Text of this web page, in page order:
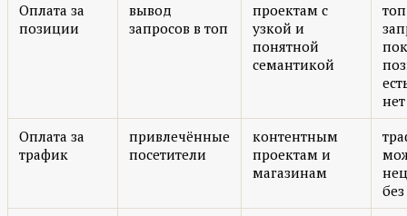
Оплата за
позиции
вывод
запросов в топ
проектам с
узкой и
понятной
семантикой
нет
Оплата за
трафик
привлечённые
посетители
контентным
проектам и
магазинам